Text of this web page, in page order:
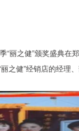
“丽之健”颁奖盛典
之健”经销店的经理